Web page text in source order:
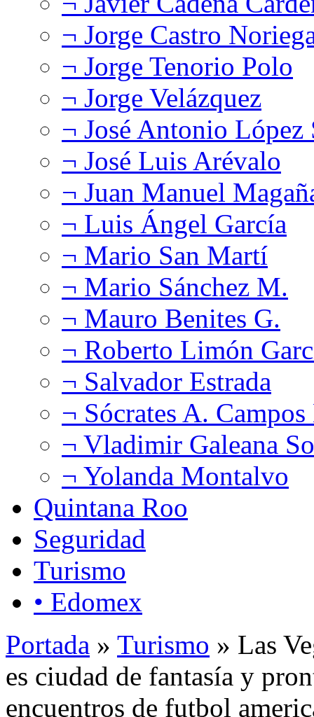
¬ Jorge Castro
¬ Jorge Tenorio Polo
¬ Jorge Velázquez
¬ José Antonio López
¬ José Luis Arévalo
¬ Juan Manuel
¬ Luis Ángel García
¬ Mario San Martí
¬ Mario Sánchez M.
¬ Mauro Benites G.
¬ Roberto Limón
¬ Salvador Estrada
¬ Sócrates A.
¬ Vladimir Galeana
¬ Yolanda Montalvo
Quintana Roo
Seguridad
Turismo
• Edomex
Portada » Turismo » Las
es ciudad de fantasía y
encuentros de futbol